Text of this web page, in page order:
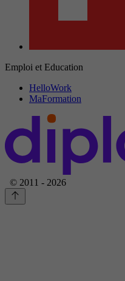
Emploi et Education
HelloWork
MaFormation
© 2011 - 2026